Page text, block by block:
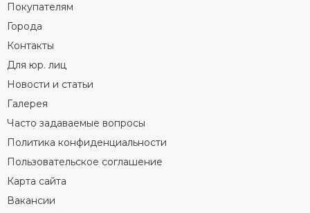
Покупателям
Города
Контакты
Для юр. лиц
Новости и статьи
Галерея
Часто задаваемые вопросы
Политика конфиденциальности
Пользовательское соглашение
Карта сайта
Вакансии